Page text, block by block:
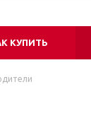
КУПИТЬ